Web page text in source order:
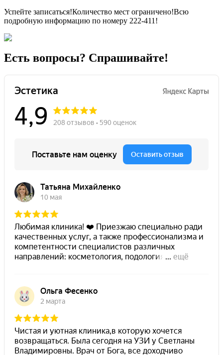
Успейте записаться!Количество мест ограничено!Всю
подробную информацию по номеру 222-411!
Есть вопросы? Спрашивайте!